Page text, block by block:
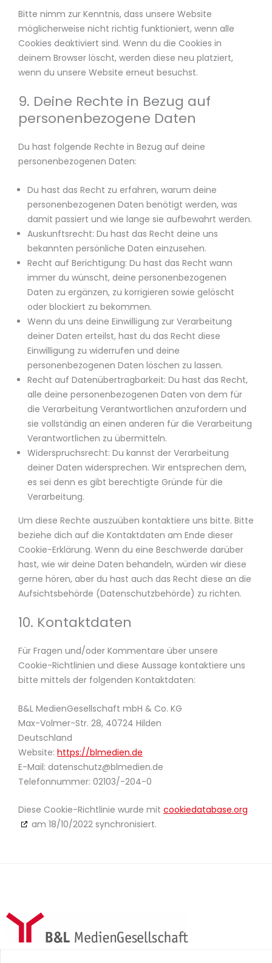
Bitte nimm zur Kenntnis, dass unsere Website
möglicherweise nicht richtig funktioniert, wenn alle
Cookies deaktiviert sind. Wenn du die Cookies in
deinem Browser löscht, werden diese neu platziert,
wenn du unsere Website erneut besuchst.
9. Deine Rechte in Bezug auf
personenbezogene Daten
Du hast folgende Rechte in Bezug auf deine
personenbezogenen Daten:
Du hast das Recht zu erfahren, warum deine
personenbezogenen Daten benötigt werden, was
damit passiert und wie lange sie aufbewahrt werden.
Auskunftsrecht: Du hast das Recht deine uns
bekannten persönliche Daten einzusehen.
Recht auf Berichtigung: Du hast das Recht wann
immer du wünscht, deine personenbezogenen
Daten zu ergänzen, zu korrigieren sowie gelöscht
oder blockiert zu bekommen.
Wenn du uns deine Einwilligung zur Verarbeitung
deiner Daten erteilst, hast du das Recht diese
Einwilligung zu widerrufen und deine
personenbezogenen Daten löschen zu lassen.
Recht auf Datenübertragbarkeit: Du hast das Recht,
alle deine personenbezogenen Daten von dem für
die Verarbeitung Verantwortlichen anzufordern und
sie vollständig an einen anderen für die Verarbeitung
Verantwortlichen zu übermitteln.
Widerspruchsrecht: Du kannst der Verarbeitung
deiner Daten widersprechen. Wir entsprechen dem,
es sei denn es gibt berechtigte Gründe für die
Verarbeitung.
Um diese Rechte auszuüben kontaktiere uns bitte. Bitte
beziehe dich auf die Kontaktdaten am Ende dieser
Cookie-Erklärung. Wenn du eine Beschwerde darüber
hast, wie wir deine Daten behandeln, würden wir diese
gerne hören, aber du hast auch das Recht diese an die
Aufsichtsbehörde (Datenschutzbehörde) zu richten.
10. Kontaktdaten
Für Fragen und/oder Kommentare über unsere
Cookie-Richtlinien und diese Aussage kontaktiere uns
bitte mittels der folgenden Kontaktdaten:
B&L MedienGesellschaft mbH & Co. KG
Max-Volmer-Str. 28, 40724 Hilden
Deutschland
Website: https://blmedien.de
E-Mail: datenschutz@blmedien.de
Telefonnummer: 02103/-204-0
Diese Cookie-Richtlinie wurde mit cookiedatabase.org
am 18/10/2022 synchronisiert.